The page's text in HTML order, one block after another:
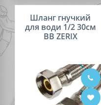
Шланг гнучкий
для води 1/2 30см
ВВ ZERIX